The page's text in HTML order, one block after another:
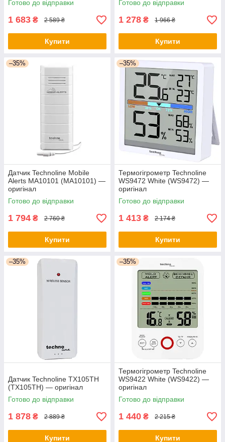
Готово до відправки
1 683 ₴ 2 589 ₴
Купити
Готово до відправки
1 278 ₴ 1 966 ₴
Купити
–35%
Датчик Technoline Mobile
Alerts MA10101 (MA10101) —
оригінал
Готово до відправки
1 794 ₴ 2 760 ₴
Купити
–35%
Термогігрометр Technoline
WS9472 White (WS9472) —
оригінал
Готово до відправки
1 413 ₴ 2 174 ₴
Купити
–35%
Датчик Technoline TX105TH
(TX105TH) — оригінал
Готово до відправки
1 878 ₴ 2 889 ₴
Купити
–35%
Термогігрометр Technoline
WS9422 White (WS9422) —
оригінал
Готово до відправки
1 440 ₴ 2 215 ₴
Купити